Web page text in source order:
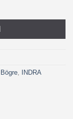
Bögre,
INDRA